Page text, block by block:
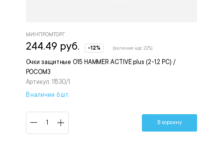
Очки защитные О15 HAMMER ACTIVE plus (2-1,2 РС) /
РОСОМЗ
Артикул: 11530/1
МИНПРОМТОРГ
244.49 руб. -12% (включая ндс 22%)
В наличии 6 шт.
В корзину